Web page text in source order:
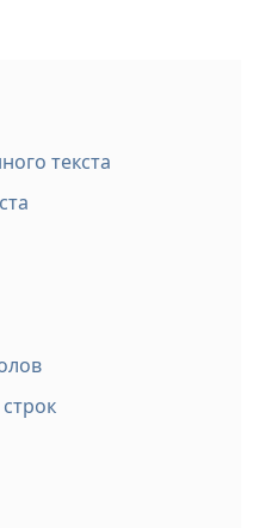
текста